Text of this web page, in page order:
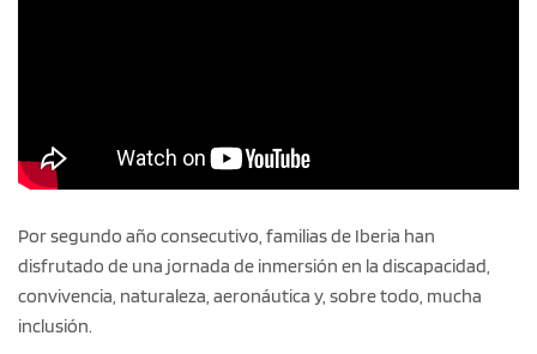
Por segundo año consecutivo, familias de Iberia han
disfrutado de una jornada de inmersión en la discapacidad,
convivencia, naturaleza, aeronáutica y, sobre todo, mucha
inclusión.